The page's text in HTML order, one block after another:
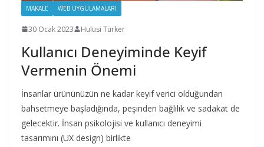
MAKALE WEB UYGULAMALARI
30 Ocak 2023 Hulusi Türker
Kullanıcı Deneyiminde Keyif
Vermenin Önemi
İnsanlar ürününüzün ne kadar keyif verici olduğundan
bahsetmeye başladığında, peşinden bağlılık ve sadakat de
gelecektir. İnsan psikolojisi ve kullanıcı deneyimi
tasarımını (UX design) birlikte